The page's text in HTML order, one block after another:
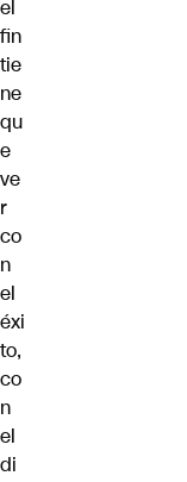
el
fin
tie
ne
qu
e
ve
r
co
n
el
éxi
to,
co
n
el
di